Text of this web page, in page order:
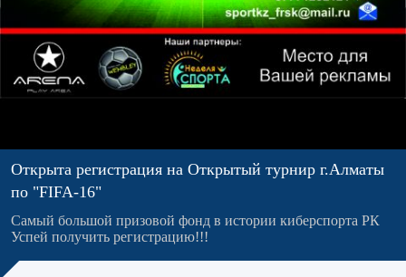
Открыта регистрация на Открытый турнир г.Алматы
по "FIFA-16"
Самый большой призовой фонд в истории киберспорта РК
Успей получить регистрацию!!!